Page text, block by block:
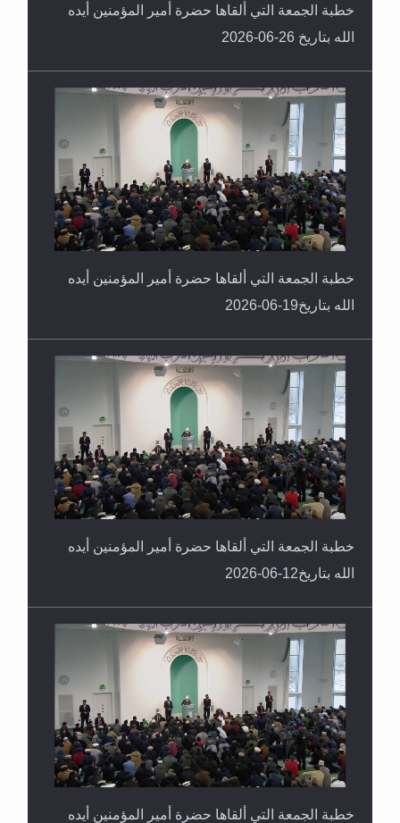
خطبة الجمعة التي ألقاها حضرة أمير المؤمنين أيده
الله بتاريخ 26-06-2026
خطبة الجمعة التي ألقاها حضرة أمير المؤمنين أيده
الله بتاريخ19-06-2026
خطبة الجمعة التي ألقاها حضرة أمير المؤمنين أيده
الله بتاريخ12-06-2026
خطبة الجمعة التي ألقاها حضرة أمير المؤمنين أيده